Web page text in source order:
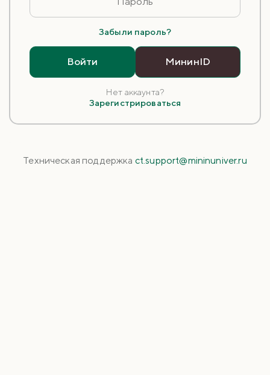
Забыли пароль?
Войти МининID
Нет аккаунта?
Зарегистрироваться
Техническая поддержка ct.support@mininuniver.ru